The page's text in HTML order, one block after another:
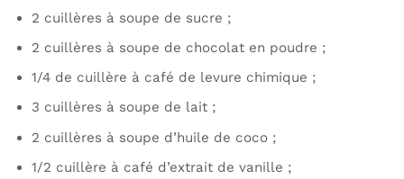
2 cuillères à soupe de sucre ;
2 cuillères à soupe de chocolat en poudre ;
1/4 de cuillère à café de levure chimique ;
3 cuillères à soupe de lait ;
2 cuillères à soupe d’huile de coco ;
1/2 cuillère à café d’extrait de vanille ;